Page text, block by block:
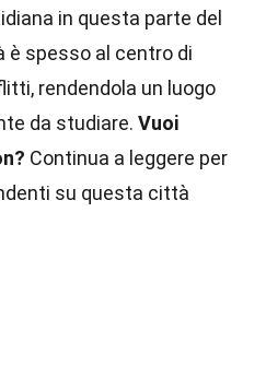
in questa parte del
è spesso al centro di
rendendola un luogo
da studiare. Vuoi
Continua a leggere per
su questa città